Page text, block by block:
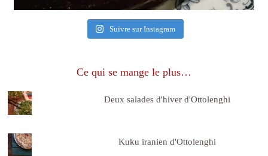
Suivre sur Instagram
Ce qui se mange le plus…
Deux salades d'hiver d'Ottolenghi
Kuku iranien d'Ottolenghi